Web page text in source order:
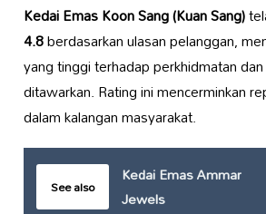
Kedai Emas Koon Sang (Kuan Sang)
4.8berdasarkan ulasan pelanggan,
yang tinggi terhadap perkhidmatan
ditawarkan. Rating ini mencerminkan
dalam kalangan masyarakat.
See also
Kedai Emas Ammar
Jewels